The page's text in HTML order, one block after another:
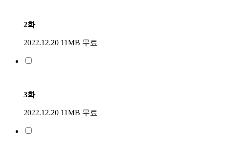
2화
2022.12.20 11MB 무료
3화
2022.12.20 11MB 무료